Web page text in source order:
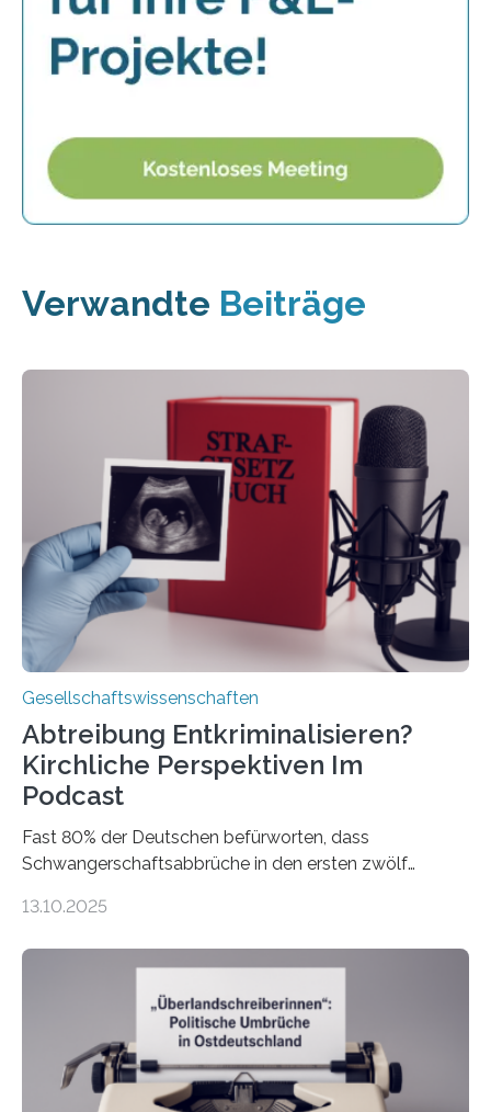
Verwandte Beiträge
Gesellschaftswissenschaften
Abtreibung Entkriminalisieren?
Kirchliche Perspektiven Im
Podcast
Fast 80% der Deutschen befürworten, dass
Schwangerschaftsabbrüche in den ersten zwölf
doch bleibt das Thema hoch emotional und politisch
einer gesellschaftlichen Spaltung des Landes, und
2025 sorgt der Fall Brosius-Gersdorf für
Schlagzeilen.Das Sozialwissenschaftliche Institut der
EKD hat untersucht, wie Menschen in Deutschland
wirklich über Schwangerschaftsabbrüche denken und
wie sich ihre Haltung je nach Konfession, Region und
13.10.2025